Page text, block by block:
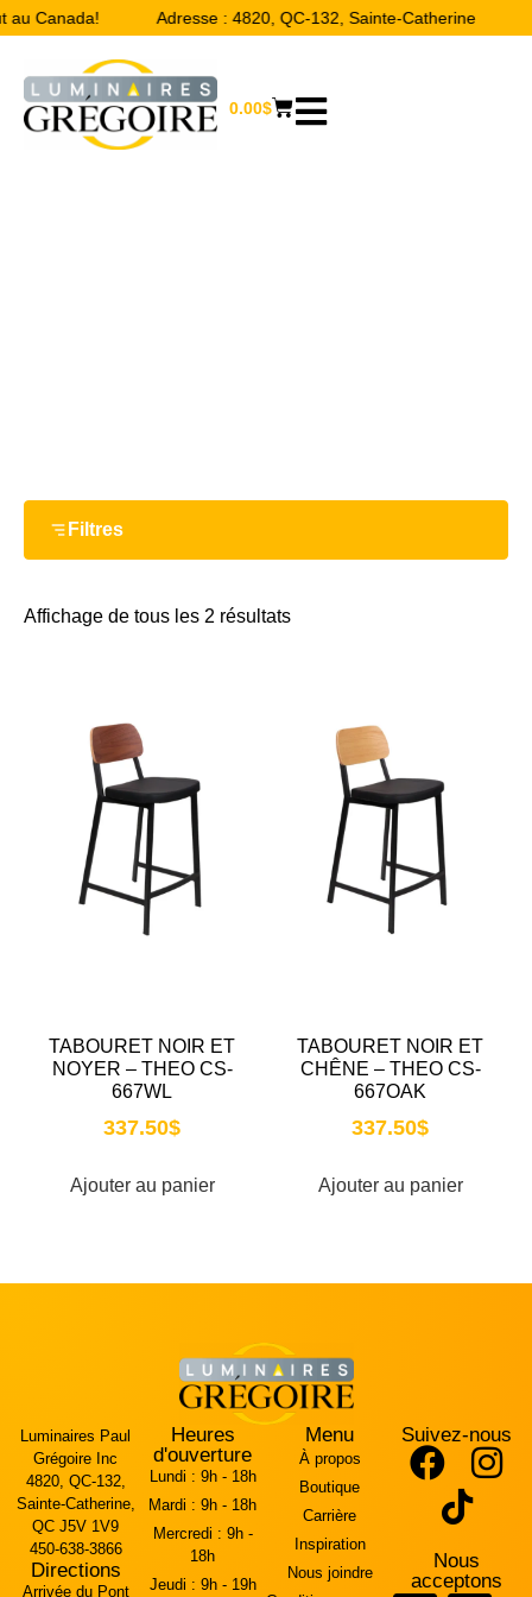
au Canada! Adresse : 4820, QC-132, Sainte-Catherine
0.00$
Filtres
Affichage de tous les 2 résultats
TABOURET NOIR ET
NOYER – THEO CS-
667WL
337.50$
Ajouter au panier
TABOURET NOIR ET
CHÊNE – THEO CS-
667OAK
337.50$
Ajouter au panier
Luminaires Paul
Grégoire Inc
4820, QC-132,
Sainte-Catherine,
QC J5V 1V9
450-638-3866
Directions
Arrivée du Pont
Heures
d'ouverture
Lundi : 9h - 18h
Mardi : 9h - 18h
Mercredi : 9h -
18h
Jeudi : 9h - 19h
Menu
À propos
Boutique
Carrière
Inspiration
Nous joindre
Suivez-nous
Nous
acceptons